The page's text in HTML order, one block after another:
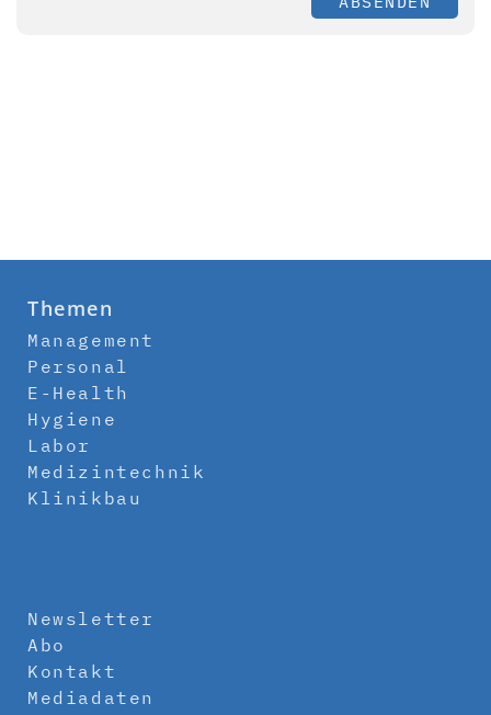
Themen
Management
Personal
E-Health
Hygiene
Labor
Medizintechnik
Klinikbau
Newsletter
Abo
Kontakt
Mediadaten